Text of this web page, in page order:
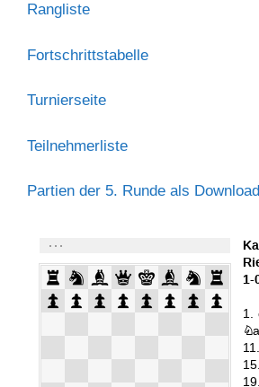
Rangliste
Fortschrittstabelle
Turnierseite
Teilnehmerliste
Partien der 5. Runde als Download